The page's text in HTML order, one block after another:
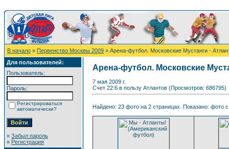
В начало » Первенство Москвы 2009 » Арена-футбол. Московские Мустанги -
Для пользователей:
Пользователь:
Пароль:
Регистрироваться
автоматически?
» Забыл пароль
» Регистрация
Арена-футбол. Московские
7 мая 2009 г.
Счет 22:6 в пользу Атлантов (Просмотров: 686795)
Найдено: 23 фото на 2 страницах. Показано: фото